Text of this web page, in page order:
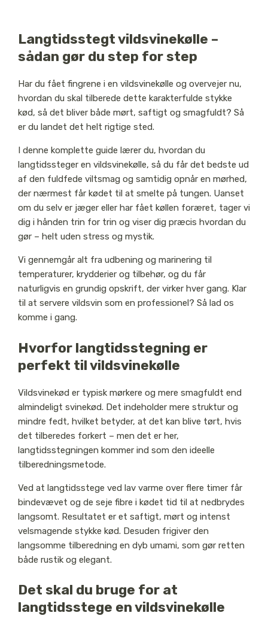
Langtidsstegt vildsvinekølle –
sådan gør du step for step
Har du fået fingrene i en vildsvinekølle og overvejer nu,
hvordan du skal tilberede dette karakterfulde stykke
kød, så det bliver både mørt, saftigt og smagfuldt? Så
er du landet det helt rigtige sted.
I denne komplette guide lærer du, hvordan du
langtidssteger en vildsvinekølle, så du får det bedste ud
af den fuldfede viltsmag og samtidig opnår en mørhed,
der nærmest får kødet til at smelte på tungen. Uanset
om du selv er jæger eller har fået køllen foræret, tager vi
dig i hånden trin for trin og viser dig præcis hvordan du
gør – helt uden stress og mystik.
Vi gennemgår alt fra udbening og marinering til
temperaturer, krydderier og tilbehør, og du får
naturligvis en grundig opskrift, der virker hver gang. Klar
til at servere vildsvin som en professionel? Så lad os
komme i gang.
Hvorfor langtidsstegning er
perfekt til vildsvinekølle
Vildsvinekød er typisk mørkere og mere smagfuldt end
almindeligt svinekød. Det indeholder mere struktur og
mindre fedt, hvilket betyder, at det kan blive tørt, hvis
det tilberedes forkert – men det er her,
langtidsstegningen kommer ind som den ideelle
tilberedningsmetode.
Ved at langtidsstege ved lav varme over flere timer får
bindevævet og de seje fibre i kødet tid til at nedbrydes
langsomt. Resultatet er et saftigt, mørt og intenst
velsmagende stykke kød. Desuden frigiver den
langsomme tilberedning en dyb umami, som gør retten
både rustik og elegant.
Det skal du bruge for at
langtidsstege en vildsvinekølle